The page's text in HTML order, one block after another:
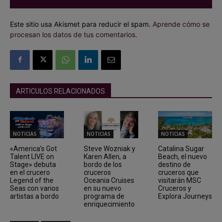
Este sitio usa Akismet para reducir el spam. Aprende cómo se
procesan los datos de tus comentarios.
ARTICULOS RELACIONADOS
NOTICIAS
«America’s Got
Talent LIVE on
Stage» debuta
en el crucero
Legend of the
Seas con varios
artistas a bordo
NOTICIAS
Steve Wozniak y
Karen Allen, a
bordo de los
cruceros
Oceania Cruises
en su nuevo
programa de
enriquecimiento
NOTICIAS
Catalina Sugar
Beach, el nuevo
destino de
cruceros que
visitarán MSC
Cruceros y
Explora Journeys